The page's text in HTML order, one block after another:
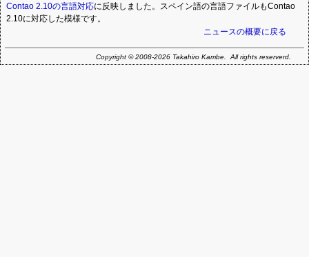
Contao 2.10の言語対応に反映しました。スペイン語の言語ファイルもContao
2.10に対応した模様です。
ニュースの概要に戻る
Copyright © 2008-2026 Takahiro Kambe. All rights reserverd.